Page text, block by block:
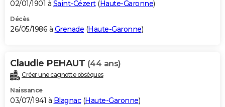
02/01/1901 à Saint-Cézert(Haute-Garonne)
Décès
26/05/1986 à Grenade (Haute-Garonne)
Claudie PEHAUT (44 ans)
Créer une cagnotte obsèques
Naissance
03/07/1941 à Blagnac(Haute-Garonne)